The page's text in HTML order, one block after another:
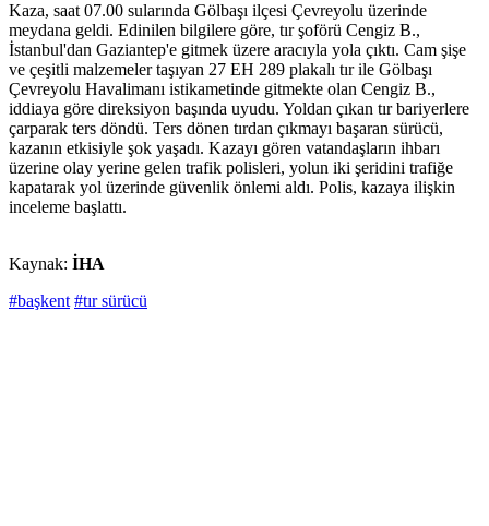
Kaza, saat 07.00 sularında Gölbaşı ilçesi Çevreyolu üzerinde
meydana geldi. Edinilen bilgilere göre, tır şoförü Cengiz B.,
İstanbul'dan Gaziantep'e gitmek üzere aracıyla yola çıktı. Cam şişe
ve çeşitli malzemeler taşıyan 27 EH 289 plakalı tır ile Gölbaşı
Çevreyolu Havalimanı istikametinde gitmekte olan Cengiz B.,
iddiaya göre direksiyon başında uyudu. Yoldan çıkan tır bariyerlere
çarparak ters döndü. Ters dönen tırdan çıkmayı başaran sürücü,
kazanın etkisiyle şok yaşadı. Kazayı gören vatandaşların ihbarı
üzerine olay yerine gelen trafik polisleri, yolun iki şeridini trafiğe
kapatarak yol üzerinde güvenlik önlemi aldı. Polis, kazaya ilişkin
inceleme başlattı.
Kaynak: İHA
#başkent #tır sürücü